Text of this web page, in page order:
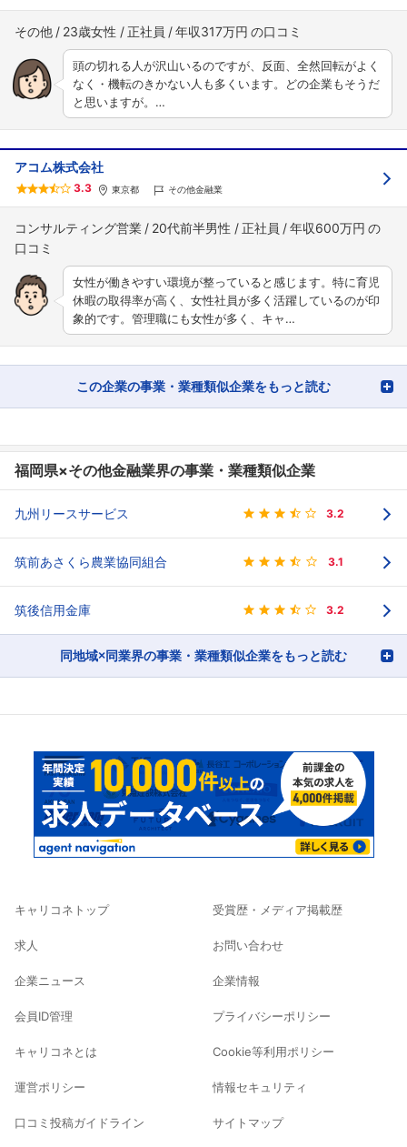
その他 23歳女性 正社員 年収317万円
頭の切れる人が沢山いるのですが、反面、全然回転がよく
なく・機転のきかない人も多くいます。どの企業もそうだ
と思いますが。…
アコム株式会社
3.3 東京都 その他金融業
コンサルティング営業 20代前半男性 正社員 年収600万円
女性が働きやすい環境が整っていると感じます。特に育児
休暇の取得率が高く、女性社員が多く活躍しているのが印
象的です。管理職にも女性が多く、キャ…
この企業の事業・業種類似企業をもっと読む
福岡県×その他金融業界の事業・業種類似企業
九州リースサービス 3.2
筑前あさくら農業協同組合 3.1
筑後信用金庫 3.2
同地域×同業界の事業・業種類似企業をもっと読む
キャリコネトップ
求人
企業ニュース
会員ID管理
キャリコネとは
運営ポリシー
口コミ投稿ガイドライン
受賞歴・メディア掲載歴
お問い合わせ
企業情報
プライバシーポリシー
Cookie等利用ポリシー
情報セキュリティ
サイトマップ